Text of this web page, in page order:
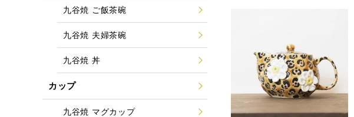
九谷焼 ご飯茶碗
九谷焼 夫婦茶碗
九谷焼 丼
カップ
九谷焼 マグカップ